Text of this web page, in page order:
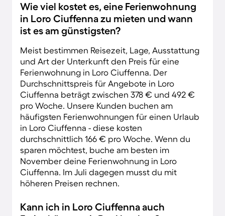
Wie viel kostet es, eine Ferienwohnung
in Loro Ciuffenna zu mieten und wann
ist es am günstigsten?
Meist bestimmen Reisezeit, Lage, Ausstattung
und Art der Unterkunft den Preis für eine
Ferienwohnung in Loro Ciuffenna. Der
Durchschnittspreis für Angebote in Loro
Ciuffenna beträgt zwischen 378 € und 492 €
pro Woche. Unsere Kunden buchen am
häufigsten Ferienwohnungen für einen Urlaub
in Loro Ciuffenna - diese kosten
durchschnittlich 166 € pro Woche. Wenn du
sparen möchtest, buche am besten im
November deine Ferienwohnung in Loro
Ciuffenna. Im Juli dagegen musst du mit
höheren Preisen rechnen.
Kann ich in Loro Ciuffenna auch